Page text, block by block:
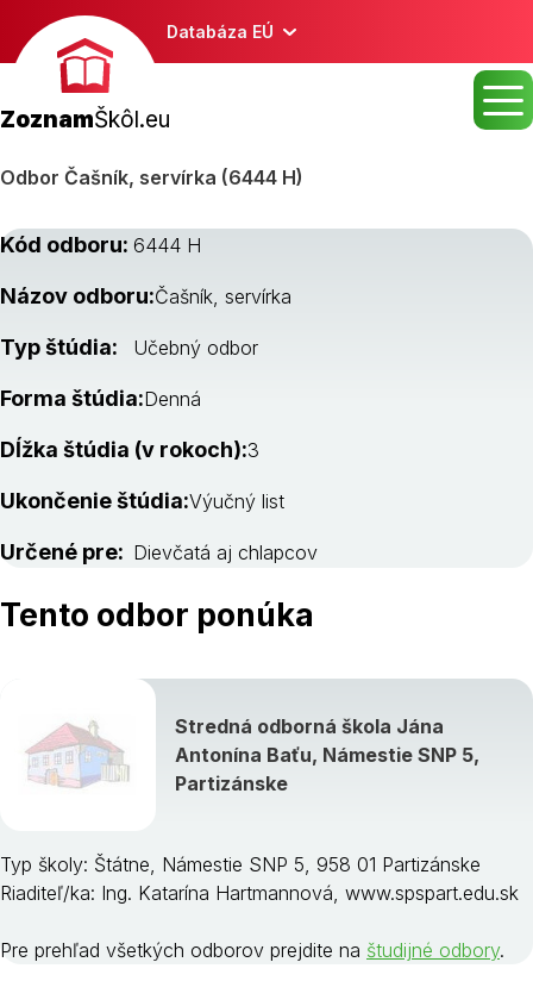
Databáza EÚ
ZoznamŠkôl.eu
Odbor Čašník, servírka (6444 H)
Kód odboru: 6444 H
Názov odboru:Čašník, servírka
Typ štúdia: Učebný odbor
Forma štúdia:Denná
Dĺžka štúdia (v rokoch):3
Ukončenie štúdia:Výučný list
Určené pre: Dievčatá aj chlapcov
Tento odbor ponúka
Stredná odborná škola Jána
Antonína Baťu, Námestie SNP 5,
Partizánske
Typ školy: Štátne, Námestie SNP 5, 958 01 Partizánske
Riaditeľ/ka: Ing. Katarína Hartmannová, www.spspart.edu.sk
Pre prehľad všetkých odborov prejdite na študijné odbory.